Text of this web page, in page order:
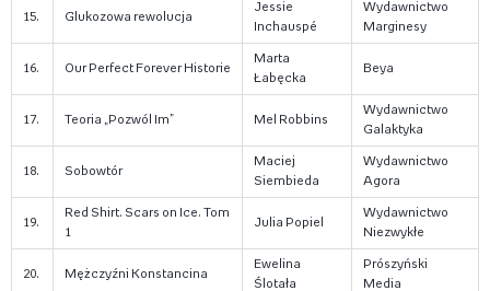
15. Glukozowa rewolucja
Jessie
Inchauspé
Wydawnictwo
Marginesy
16. Our Perfect Forever Historie
Marta
Łabęcka
Beya
17. Teoria „Pozwól Im” Mel Robbins
Wydawnictwo
Galaktyka
18. Sobowtór
Maciej
Siembieda
Wydawnictwo
Agora
19.
Red Shirt. Scars on Ice. Tom
1
Julia Popiel
Wydawnictwo
Niezwykłe
20. Mężczyźni Konstancina
Ewelina
Ślotała
Prószyński
Media